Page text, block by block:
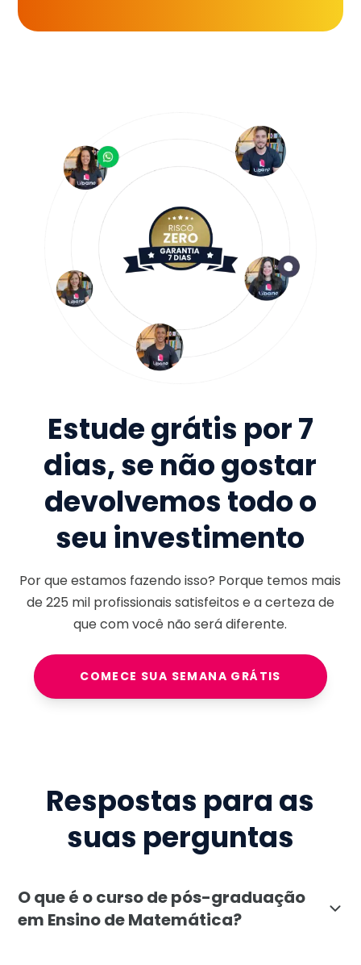
Estude grátis por 7
dias, se não gostar
devolvemos todo o
seu investimento
Por que estamos fazendo isso? Porque temos mais
de225 milprofissionais satisfeitos e a certeza de
que com você não será diferente.
COMECE SUA SEMANA GRÁTIS
Respostas para as
suas perguntas
O que é o curso de pós-graduação
em Ensino de Matemática?